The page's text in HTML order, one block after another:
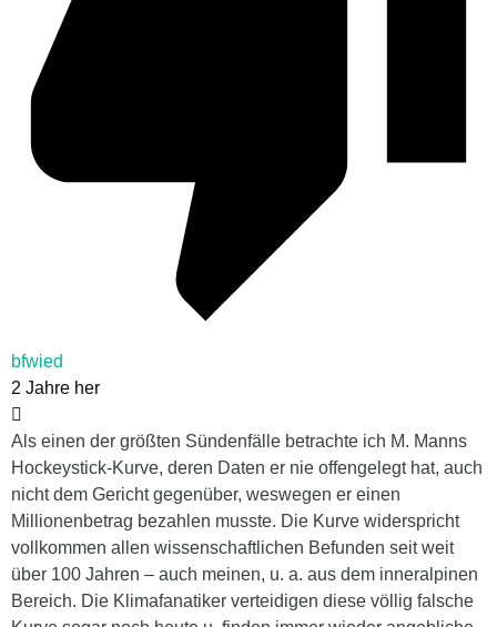
bfwied
2 Jahre her
Als einen der größten Sündenfälle betrachte ich M. Manns
Hockeystick-Kurve, deren Daten er nie offengelegt hat, auch
nicht dem Gericht gegenüber, weswegen er einen
Millionenbetrag bezahlen musste. Die Kurve widerspricht
vollkommen allen wissenschaftlichen Befunden seit weit
über 100 Jahren – auch meinen, u. a. aus dem inneralpinen
Bereich. Die Klimafanatiker verteidigen diese völlig falsche